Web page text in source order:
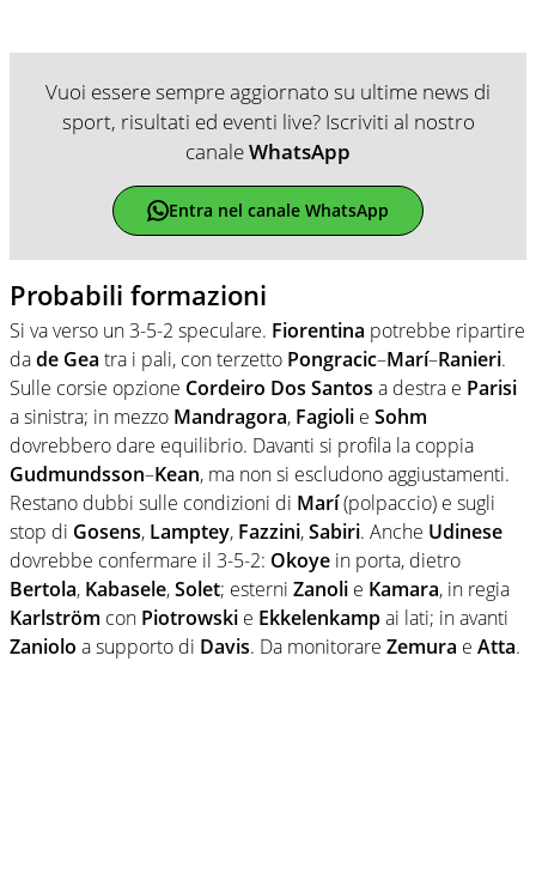
Vuoi essere sempre aggiornato su ultime news di
sport, risultati ed eventi live? Iscriviti al nostro
canaleWhatsApp
Entra nel canale WhatsApp
Probabili formazioni
Si va verso un 3-5-2 speculare. Fiorentina potrebbe ripartire
dade Gea tra i pali, con terzetto Pongracic–Marí–Ranieri.
Sulle corsie opzione Cordeiro Dos Santos a destra e Parisi
a sinistra; in mezzo Mandragora, Fagioli e Sohm
dovrebbero dare equilibrio. Davanti si profila la coppia
Gudmundsson–Kean, ma non si escludono aggiustamenti.
Restano dubbi sulle condizioni di Marí(polpaccio) e sugli
stop di Gosens, Lamptey, Fazzini,Sabiri. Anche Udinese
dovrebbe confermare il 3-5-2: Okoye in porta, dietro
Bertola, Kabasele,Solet; esterni Zanoli e Kamara, in regia
Karlström con Piotrowski e Ekkelenkampai lati; in avanti
Zaniolo a supporto di Davis. Da monitorare Zemura e Atta.